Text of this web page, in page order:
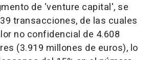
de 'venture capital', se
transacciones, de las cuales
no confidencial de 4.608
(3.919 millones de euros), lo